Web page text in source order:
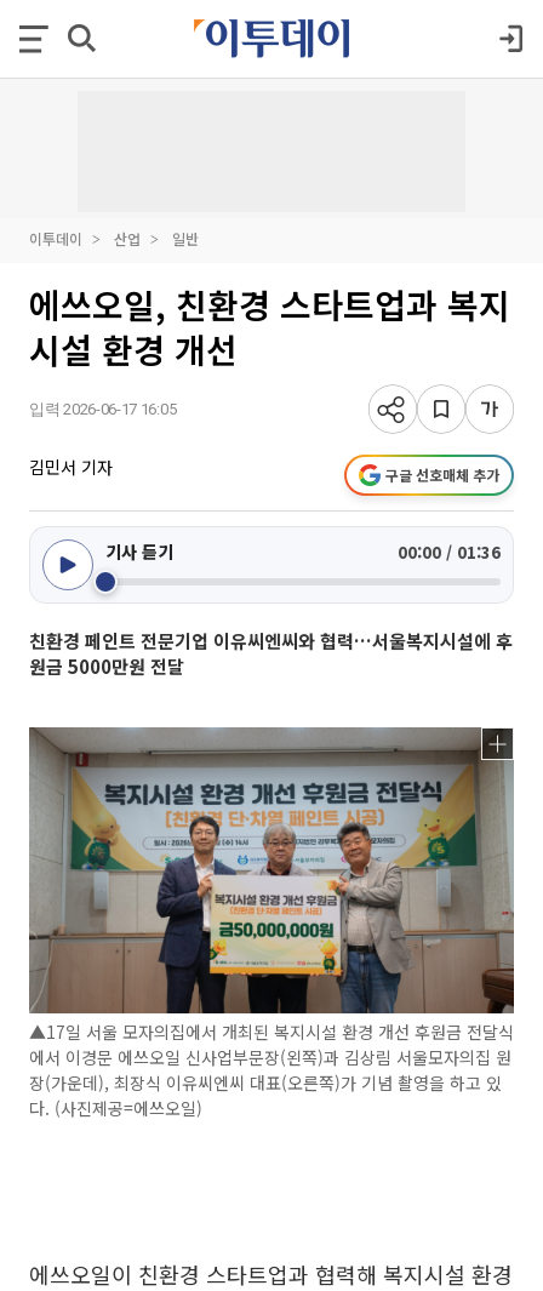
이투데이 산업 일반
에쓰오일, 친환경 스타트업과 복지
시설 환경 개선
입력 2026-06-17 16:05
김민서 기자 구글 선호매체 추가
기사 듣기 00:00 / 01:36
친환경 페인트 전문기업 이유씨엔씨와 협력…서울복지시설에 후
원금 5000만원 전달
▲17일 서울 모자의집에서 개최된 복지시설 환경 개선 후원금 전달식
에서 이경문 에쓰오일 신사업부문장(왼쪽)과 김상림 서울모자의집 원
장(가운데), 최장식 이유씨엔씨 대표(오른쪽)가 기념 촬영을 하고 있
다. (사진제공=에쓰오일)
에쓰오일이 친환경 스타트업과 협력해 복지시설 환경